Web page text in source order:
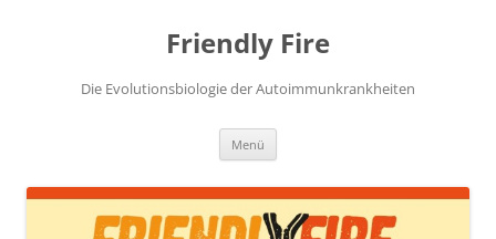
Friendly Fire
Die Evolutionsbiologie der Autoimmunkrankheiten
Menü